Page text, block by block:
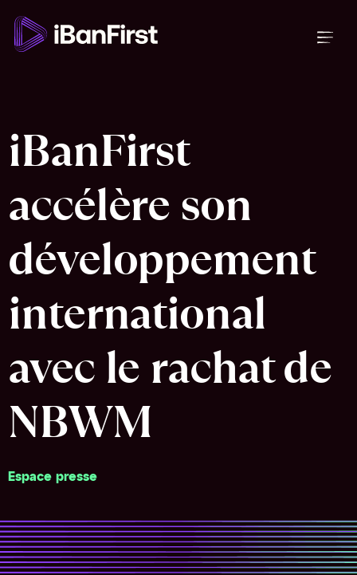
iBanFirst
accélère son
développement
international
avec le rachat de
NBWM
Espace presse